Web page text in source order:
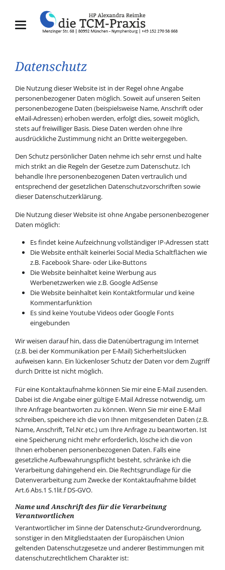
Datenschutz
Die Nutzung dieser Website ist in der Regel ohne Angabe
personenbezogener Daten möglich. Soweit auf unseren Seiten
personenbezogene Daten (beispielsweise Name, Anschrift oder
eMail-Adressen) erhoben werden, erfolgt dies, soweit möglich,
stets auf freiwilliger Basis. Diese Daten werden ohne Ihre
ausdrückliche Zustimmung nicht an Dritte weitergegeben.
Den Schutz persönlicher Daten nehme ich sehr ernst und halte
mich strikt an die Regeln der Gesetze zum Datenschutz. Ich
behandle Ihre personenbezogenen Daten vertraulich und
entsprechend der gesetzlichen Datenschutzvorschriften sowie
dieser Datenschutzerklärung.
Die Nutzung dieser Website ist ohne Angabe personenbezogener
Daten möglich:
Es findet keine Aufzeichnung vollständiger IP-Adressen statt
Die Website enthält keinerlei Social Media Schaltflächen wie
z.B. Facebook Share- oder Like-Buttons
Die Website beinhaltet keine Werbung aus
Werbenetzwerken wie z.B. Google AdSense
Die Website beinhaltet kein Kontaktformular und keine
Kommentarfunktion
Es sind keine Youtube Videos oder Google Fonts
eingebunden
Wir weisen darauf hin, dass die Datenübertragung im Internet
(z.B. bei der Kommunikation per E-Mail) Sicherheitslücken
aufweisen kann. Ein lückenloser Schutz der Daten vor dem Zugriff
durch Dritte ist nicht möglich.
Für eine Kontaktaufnahme können Sie mir eine E-Mail zusenden.
Dabei ist die Angabe einer gültige E-Mail Adresse notwendig, um
Ihre Anfrage beantworten zu können. Wenn Sie mir eine E-Mail
schreiben, speichere ich die von Ihnen mitgesendeten Daten (z.B.
Name, Anschrift, Tel.Nr etc.) um Ihre Anfrage zu beantworten. Ist
eine Speicherung nicht mehr erforderlich, lösche ich die von
Ihnen erhobenen personenbezogenen Daten. Falls eine
gesetzliche Aufbewahrungspflicht besteht, schränke ich die
Verarbeitung dahingehend ein. Die Rechtsgrundlage für die
Datenverarbeitung zum Zwecke der Kontaktaufnahme bildet
Art.6 Abs.1 S.1lit.f DS-GVO.
Name und Anschrift des für die Verarbeitung
Verantwortlichen
Verantwortlicher im Sinne der Datenschutz-Grundverordnung,
sonstiger in den Mitgliedstaaten der Europäischen Union
geltenden Datenschutzgesetze und anderer Bestimmungen mit
datenschutzrechtlichem Charakter ist: